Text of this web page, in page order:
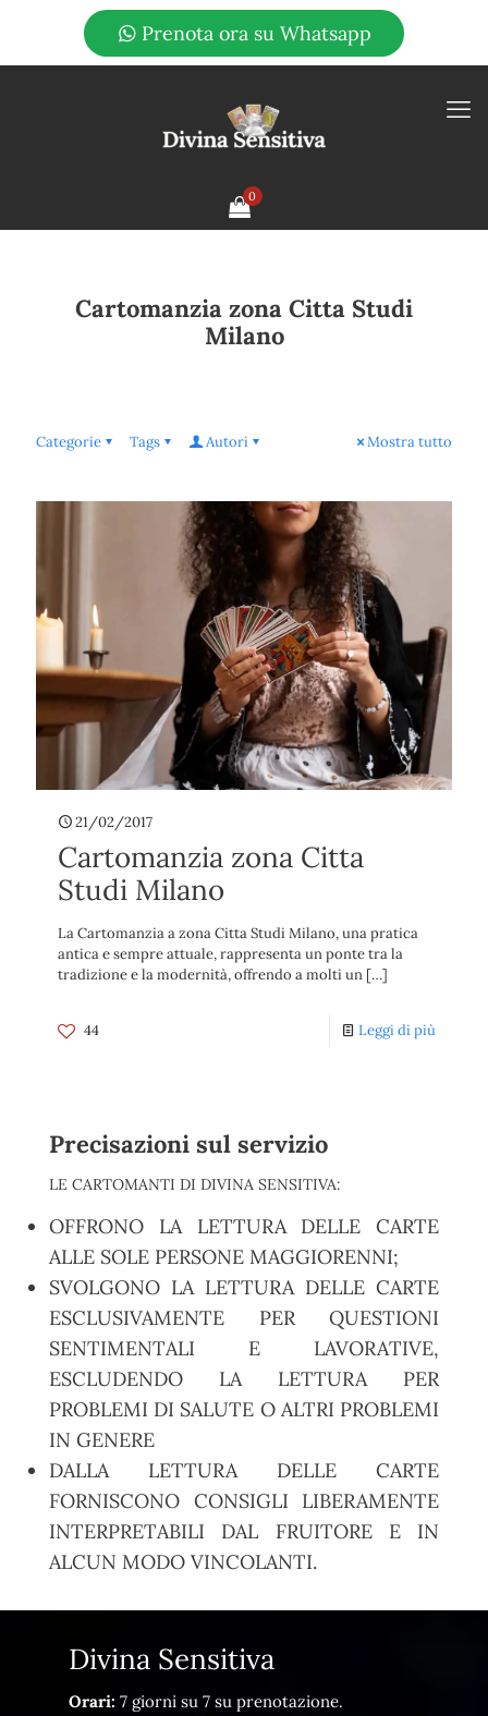
Prenota ora su Whatsapp
0
Cartomanzia zona Citta Studi
Milano
Categorie Tags Autori Mostra tutto
21/02/2017
Cartomanzia zona Citta
Studi Milano
La Cartomanzia a zona Citta Studi Milano, una pratica
antica e sempre attuale, rappresenta un ponte tra la
tradizione e la modernità, offrendo a molti un […]
44 Leggi di più
Precisazioni sul servizio
LE CARTOMANTI DI DIVINA SENSITIVA:
OFFRONO LA LETTURA DELLE CARTE
ALLE SOLE PERSONE MAGGIORENNI;
SVOLGONO LA LETTURA DELLE CARTE
ESCLUSIVAMENTE PER QUESTIONI
SENTIMENTALI E LAVORATIVE,
ESCLUDENDO LA LETTURA PER
PROBLEMI DI SALUTE O ALTRI PROBLEMI
IN GENERE
DALLA LETTURA DELLE CARTE
FORNISCONO CONSIGLI LIBERAMENTE
INTERPRETABILI DAL FRUITORE E IN
ALCUN MODO VINCOLANTI.
Divina Sensitiva
Orari: 7 giorni su 7 su prenotazione.